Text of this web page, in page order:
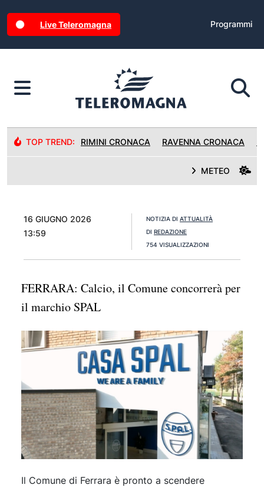
Live Teleromagna Programmi
TOP TREND: RIMINI CRONACA RAVENNA CRONACA
METEO
16 GIUGNO 2026
13:59
NOTIZIA DI ATTUALITÀ
DI REDAZIONE
754 VISUALIZZAZIONI
FERRARA: Calcio, il Comune concorrerà per
il marchio SPAL
Il Comune di Ferrara è pronto a scendere